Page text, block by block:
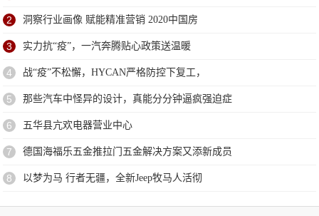
2 洞察行业画像 赋能精准营销 2020中国房
3 实力抗“疫”，一汽奔腾贴心政策送温暖
4 战“疫”不松懈，HYCAN严格防控下复工，
5 那些汽车中怪异的设计，真能分分钟逼疯强迫症
6 五华县亢欢电器营业中心
7 德国海福乐五金推拉门五金解决方案又添新成员
8 以梦为马 行者无疆，全新Jeep牧马人活彻